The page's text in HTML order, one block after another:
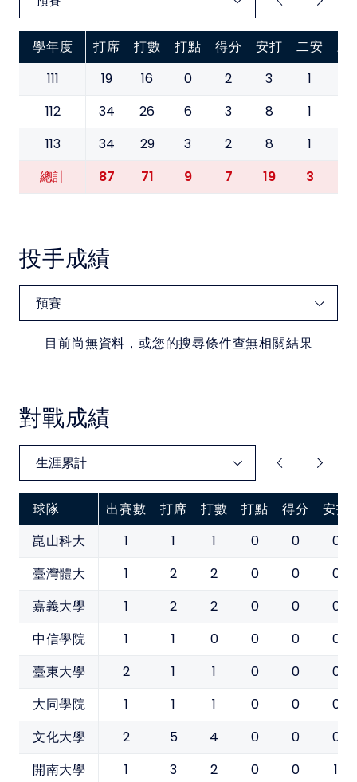
學年度 打席 打數 打點 得分 安打 二安 三
111 19 16 0 2 3 1
112
34 26 6 3 8 1
113
34 29 3 2 8 1
總計 87 71 9 7 19 3
投手成績
目前尚無資料，或您的搜尋條件查無相關結果
對戰成績
球隊 出賽數 打席 打數 打點 得分
安打
崑山科大
1 1 1 0 0 0
臺灣體大 1 2 2 0 0 0
嘉義大學 1 2 2 0 0 0
中信學院 1 1 0 0 0 0
臺東大學 2 1 1 0 0 0
大同學院 1 1 1 0 0 0
文化大學 2 5 4 0 0 0
開南大學 1 3 2 0 0 1